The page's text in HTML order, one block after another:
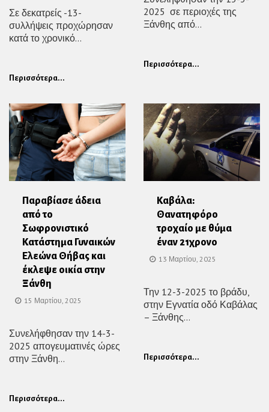
Σε δεκατρείς -13-
συλλήψεις προχώρησαν
κατά το χρονικό...
Περισσότερα...
2025 σε περιοχές της
Ξάνθης από...
Περισσότερα...
Παραβίασε άδεια
από το
Σωφρονιστικό
Κατάστημα Γυναικών
Ελεώνα Θήβας και
έκλεψε οικία στην
Ξάνθη
15 Μαρτίου, 2025
Συνελήφθησαν την 14-3-
2025 απογευματινές ώρες
στην Ξάνθη...
Περισσότερα...
Καβάλα:
Θανατηφόρο
τροχαίο με θύμα
έναν 21χρονο
13 Μαρτίου, 2025
Την 12-3-2025 το βράδυ,
στην Εγνατία οδό Καβάλας
– Ξάνθης...
Περισσότερα...